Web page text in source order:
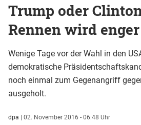
Trump oder
Rennen wird enger
Wenige Tage vor der Wahl in den
demokratische
noch einmal zum Gegenangriff
ausgeholt.
dpa | 02. November 2016 - 06:48 Uhr